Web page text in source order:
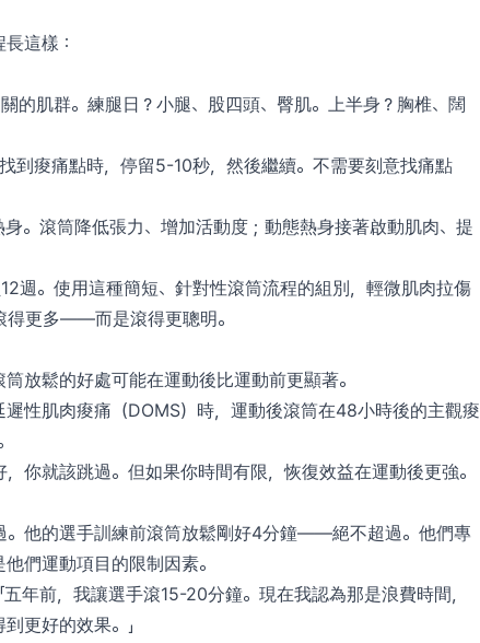
這樣：
的肌群。練腿日？小腿、股四頭、臀肌。上半身？胸椎、闊
到痠痛點時，停留5-10秒，然後繼續。不需要刻意找痛點
。滾筒降低張力、增加活動度；動態熱身接著啟動肌肉、提
週。使用這種簡短、針對性滾筒流程的組別，輕微肌肉拉傷
得更多——而是滾得更聰明。
放鬆的好處可能在運動後比運動前更顯著。
性肌肉痠痛（DOMS）時，運動後滾筒在48小時後的主觀痠
你就該跳過。但如果你時間有限，恢復效益在運動後更強。
。他的選手訓練前滾筒放鬆剛好4分鐘——絕不超過。他們專
們運動項目的限制因素。
五年前，我讓選手滾15-20分鐘。現在我認為那是浪費時間，
更好的效果。」